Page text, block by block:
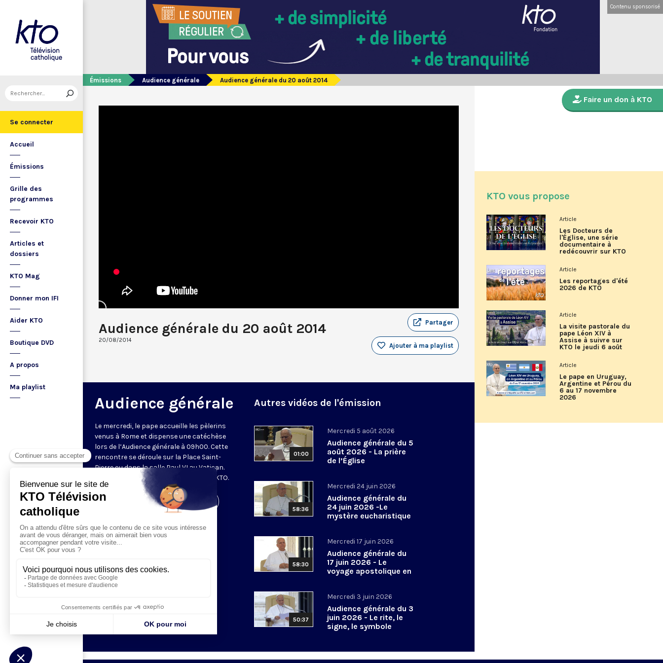
Se connecter
Accueil
Émissions
Grille des
programmes
Recevoir KTO
Articles et
dossiers
KTO Mag
Donner mon IFI
Aider KTO
Boutique DVD
A propos
Ma playlist
Contenu sponsorisé
Émissions Audience générale Audience générale du 20 août 2014
Audience générale du 20 août 2014
20/08/2014
Partager
Ajouter à ma playlist
Audience générale
Le mercredi, le pape accueille les pèlerins
venus à Rome et dispense une catéchèse
lors de l’Audience générale à 09h00. Cette
rencontre se déroule sur la Place Saint-
Pierre ou dans la salle Paul VI au Vatican.
Retransmise et traduite en direct par KTO.
Visiter la page de l'émission
Autres vidéos de l'émission
01:00
Mercredi 5 août 2026
Audience générale du 5
août 2026 - La prière
de l’Église
58:36
Mercredi 24 juin 2026
Audience générale du
24 juin 2026 -Le
mystère eucharistique
58:30
Mercredi 17 juin 2026
Audience générale du
17 juin 2026 - Le
voyage apostolique en
50:37
Mercredi 3 juin 2026
Audience générale du 3
juin 2026 - Le rite, le
signe, le symbole
Faire un don à KTO
KTO vous propose
Article
Les Docteurs de
l'Église, une série
documentaire à
redécouvrir sur KTO
Article
Les reportages d'été
2026 de KTO
Article
La visite pastorale du
pape Léon XIV à
Assise à suivre sur
KTO le jeudi 6 août
Article
Le pape en Uruguay,
Argentine et Pérou du
6 au 17 novembre
2026